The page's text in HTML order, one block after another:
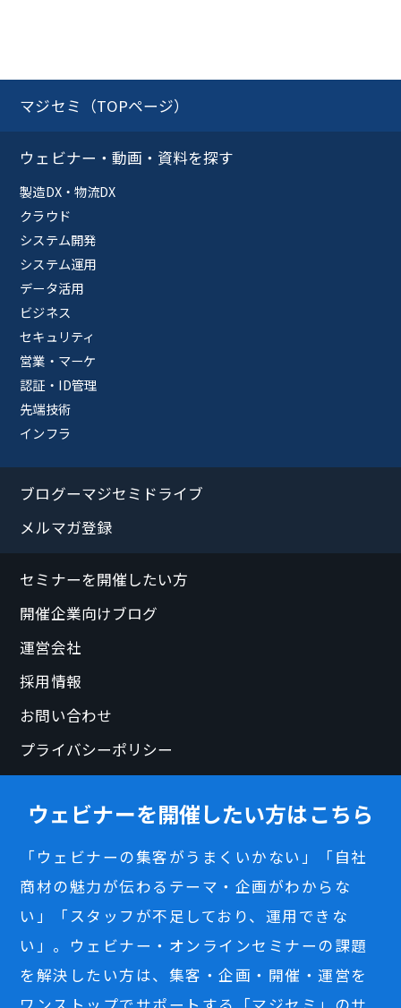
マジセミ（TOPページ）
ウェビナー・動画・資料を探す
製造DX・物流DX
クラウド
システム開発
システム運用
データ活用
ビジネス
セキュリティ
営業・マーケ
認証・ID管理
先端技術
インフラ
ブログーマジセミドライブ
メルマガ登録
セミナーを開催したい方
開催企業向けブログ
運営会社
採用情報
お問い合わせ
プライバシーポリシー
ウェビナーを開催したい方はこちら
「ウェビナーの集客がうまくいかない」「自社
商材の魅力が伝わるテーマ・企画がわからな
い」「スタッフが不足しており、運用できな
い」。ウェビナー・オンラインセミナーの課題
を解決したい方は、集客・企画・開催・運営を